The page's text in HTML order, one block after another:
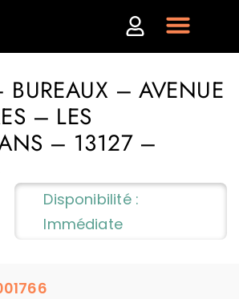
BUREAUX – AVENUE
– LES
– 13127 –
Disponibilité :
Immédiate